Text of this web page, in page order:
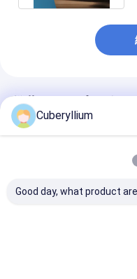
推薦されたプロダクト
Cuberyllium
Good day, what product